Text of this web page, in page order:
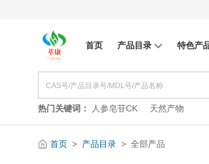
首页 产品目录 特色产
热门关键词： 人参皂苷CK 天然产物
首页 > 产品目录 > 全部产品